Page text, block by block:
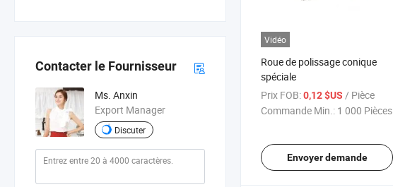
Contacter le Fournisseur
Ms. Anxin
Export Manager
Discuter
Vidéo
Roue de polissage conique
spéciale
Prix FOB:0,12 $US / Pièce
Commande Min.: 1 000 Pièces
Envoyer demande